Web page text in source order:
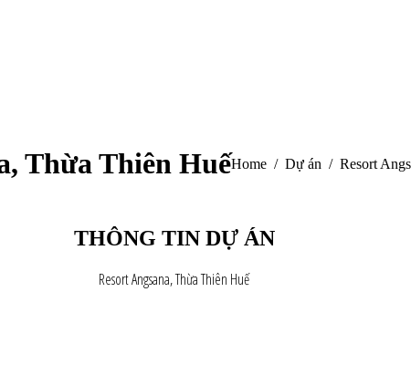
Thừa Thiên HuếYou are here:
Home Dự án Resort
THÔNG TIN DỰ ÁN
Resort Angsana, Thừa Thiên Huế